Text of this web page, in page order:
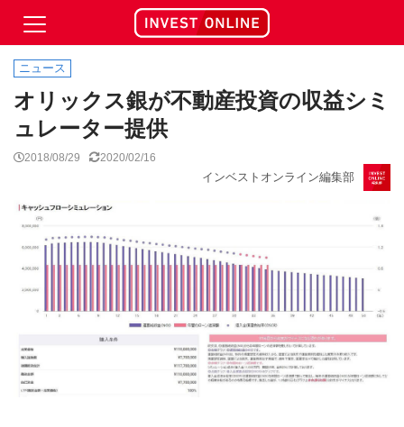
ニュース
オリックス銀が不動産投資の収益シミ
ュレーター提供
2018/08/29 2020/02/16
インベストオンライン編集部